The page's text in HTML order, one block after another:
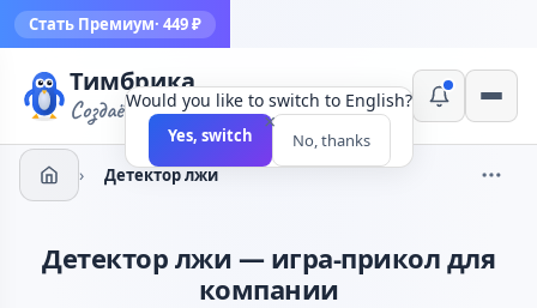
Стать Премиум· 449 ₽
Тимбрика
Создаём инструменты
› Детектор лжи
Детектор лжи — игра-прикол для
компании
×
Would you like to switch to English?
Yes, switch No, thanks